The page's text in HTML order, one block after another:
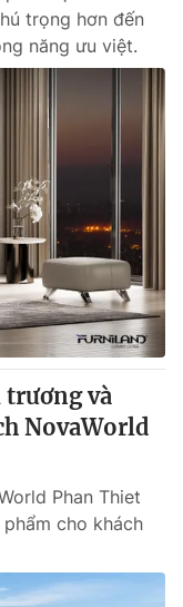
trọng hơn đến
năng ưu việt.
trương và
NovaWorld
Phan Thiet
cho khách